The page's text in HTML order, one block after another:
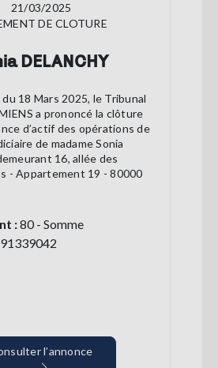
21/03/2025
DE CLOTURE
DELANCHY
18 Mars 2025, le Tribunal
a prononcé la clôture
d’actif des opérations de
de madame Sonia
16, allée des
- Appartement 19 - 80000
:80 - Somme
91339042
l’annonce